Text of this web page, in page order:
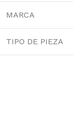
MARCA
TIPO DE PIEZA